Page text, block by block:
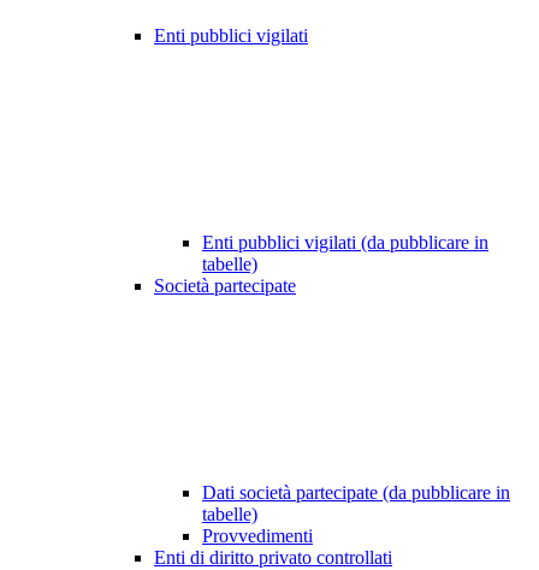
Enti pubblici vigilati
Enti pubblici vigilati (da pubblicare in
tabelle)
Società partecipate
Dati società partecipate (da pubblicare in
tabelle)
Provvedimenti
Enti di diritto privato controllati